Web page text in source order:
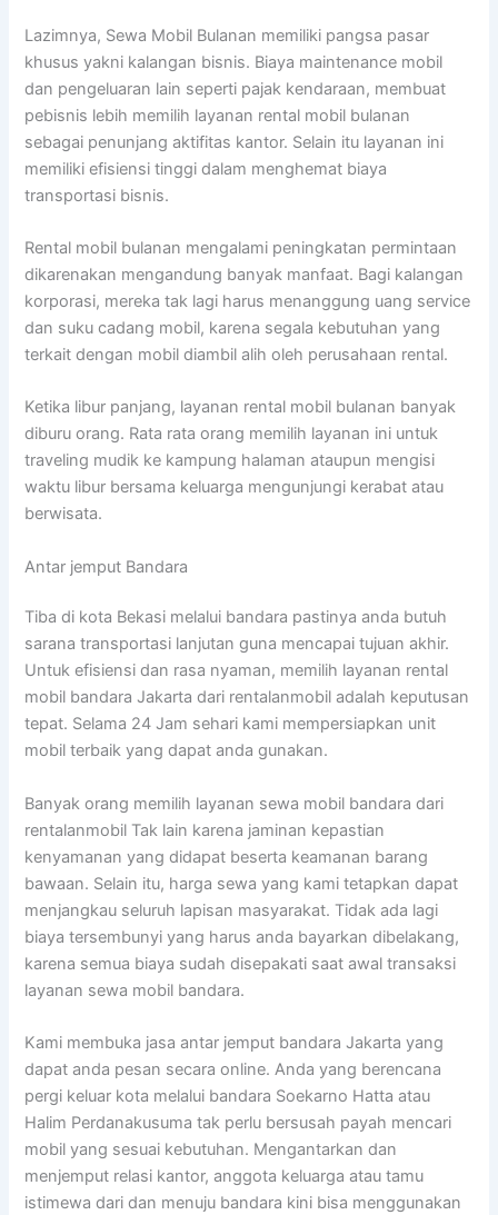
Lazimnya, Sewa Mobil Bulanan memiliki pangsa pasar
khusus yakni kalangan bisnis. Biaya maintenance mobil
dan pengeluaran lain seperti pajak kendaraan, membuat
pebisnis lebih memilih layanan rental mobil bulanan
sebagai penunjang aktifitas kantor. Selain itu layanan ini
memiliki efisiensi tinggi dalam menghemat biaya
transportasi bisnis.
Rental mobil bulanan mengalami peningkatan permintaan
dikarenakan mengandung banyak manfaat. Bagi kalangan
korporasi, mereka tak lagi harus menanggung uang service
dan suku cadang mobil, karena segala kebutuhan yang
terkait dengan mobil diambil alih oleh perusahaan rental.
Ketika libur panjang, layanan rental mobil bulanan banyak
diburu orang. Rata rata orang memilih layanan ini untuk
traveling mudik ke kampung halaman ataupun mengisi
waktu libur bersama keluarga mengunjungi kerabat atau
berwisata.
Antar jemput Bandara
Tiba di kota Bekasi melalui bandara pastinya anda butuh
sarana transportasi lanjutan guna mencapai tujuan akhir.
Untuk efisiensi dan rasa nyaman, memilih layanan rental
mobil bandara Jakarta dari rentalanmobil adalah keputusan
tepat. Selama 24 Jam sehari kami mempersiapkan unit
mobil terbaik yang dapat anda gunakan.
Banyak orang memilih layanan sewa mobil bandara dari
rentalanmobil Tak lain karena jaminan kepastian
kenyamanan yang didapat beserta keamanan barang
bawaan. Selain itu, harga sewa yang kami tetapkan dapat
menjangkau seluruh lapisan masyarakat. Tidak ada lagi
biaya tersembunyi yang harus anda bayarkan dibelakang,
karena semua biaya sudah disepakati saat awal transaksi
layanan sewa mobil bandara.
Kami membuka jasa antar jemput bandara Jakarta yang
dapat anda pesan secara online. Anda yang berencana
pergi keluar kota melalui bandara Soekarno Hatta atau
Halim Perdanakusuma tak perlu bersusah payah mencari
mobil yang sesuai kebutuhan. Mengantarkan dan
menjemput relasi kantor, anggota keluarga atau tamu
istimewa dari dan menuju bandara kini bisa menggunakan